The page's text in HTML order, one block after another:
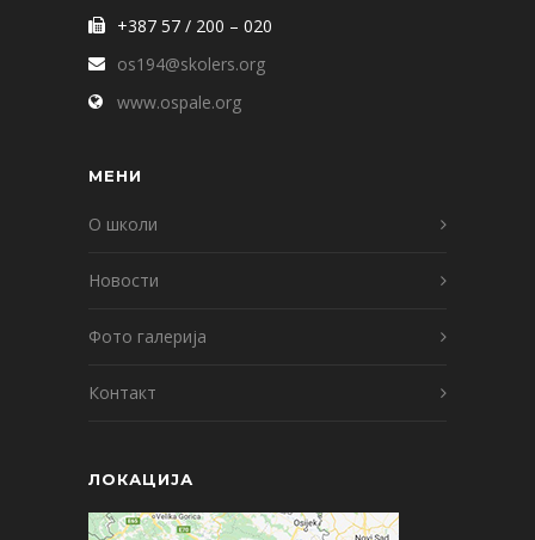
+387 57 / 200 – 020
os194@skolers.org
www.ospale.org
МЕНИ
О школи
Новости
Фото галерија
Контакт
ЛОКАЦИЈА